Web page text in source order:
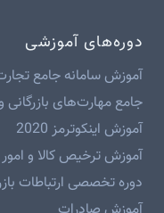
دوره‌های آموزشی
آموزش سامانه جامع
جامع مهارت‌های بازرگانی
آموزش اینکوترمز 2020
آموزش ترخیص کالا و
دوره تخصصی ارتباطات